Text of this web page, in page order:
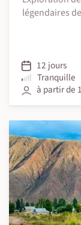
légendaires
12 jours
Tranquille
à partir de